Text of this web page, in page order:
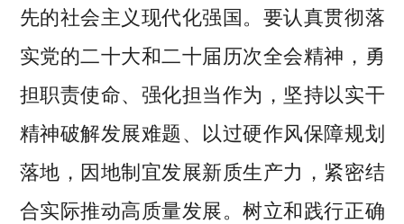
先的社会主义现代化强国。要认真贯彻落
实党的二十大和二十届历次全会精神，勇
担职责使命、强化担当作为，坚持以实干
精神破解发展难题、以过硬作风保障规划
落地，因地制宜发展新质生产力，紧密结
合实际推动高质量发展。树立和践行正确